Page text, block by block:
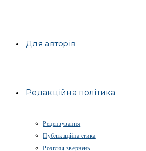
Для авторів
Редакційна політика
Рецензування
Публікаційна етика
Розгляд звернень